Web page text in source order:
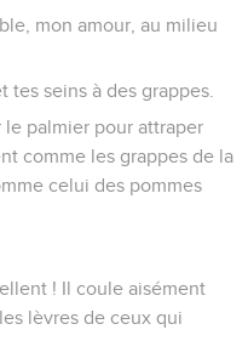
mon amour, au milieu
tes seins à des grappes.
le palmier pour attraper
comme les grappes de la
celui des pommes
! Il coule aisément
lèvres de ceux qui